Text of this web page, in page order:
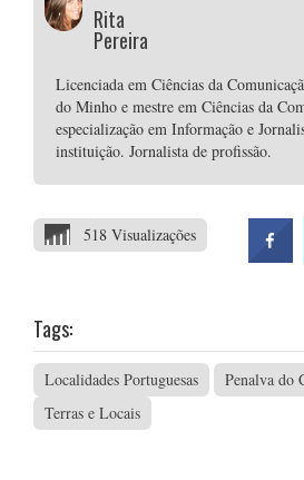
Rita
Pereira
Licenciada em Ciências da
do Minho e mestre em Ciências da
especialização em Informação e
instituição. Jornalista de profissão.
518 Visualizações
Tags:
Localidades Portuguesas
Penalva do
Terras e Locais